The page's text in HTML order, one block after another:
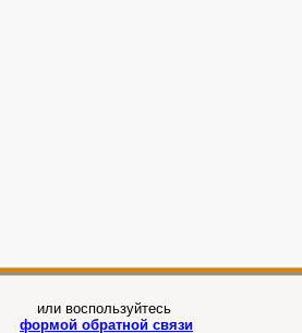
или воспользуйтесь
формой обратной связи